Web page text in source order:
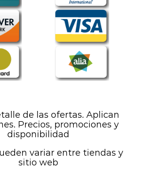
de las ofertas. Aplican
Precios, promociones y
disponibilidad
variar entre tiendas y
sitio web